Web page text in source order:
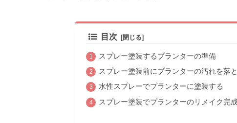
目次
スプレー塗装するプランターの準備
スプレー塗装前にプランターの汚れを落
水性スプレーでプランターに塗装する
スプレー塗装でプランターのリメイク完